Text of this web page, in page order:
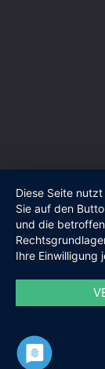
Diese Seite
Sie auf den
und die
Ihre Einwilligung